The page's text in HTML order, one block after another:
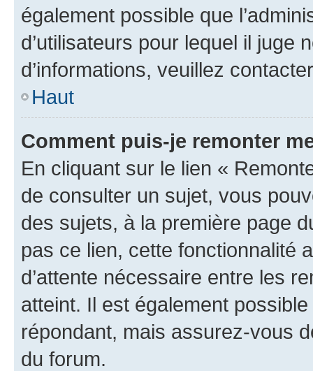
également possible que
d’utilisateurs pour lequel il juge
d’informations, veuillez
Haut
Comment puis-je remonter
En cliquant sur le lien «
de consulter un sujet, vous
des sujets, à la première page
pas ce lien, cette fonctionnalité
d’attente nécessaire entre les
atteint. Il est également
répondant, mais assurez-vous
du forum.